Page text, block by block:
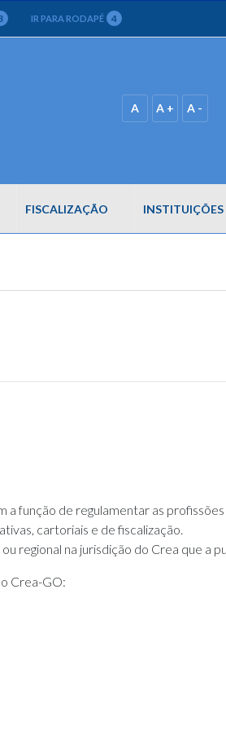
IR PARA RODAPÉ 4
A A + A -
FISCALIZAÇÃO INSTITUIÇÕES
função de regulamentar as
cartoriais e de fiscalização.
regional na jurisdição do Crea que a
Crea-GO: